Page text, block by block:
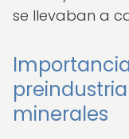
se llevaban a
minerales